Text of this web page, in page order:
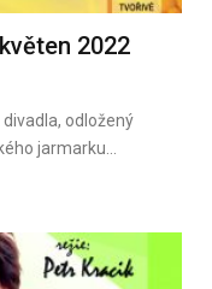
2022
odložený
jarmarku…